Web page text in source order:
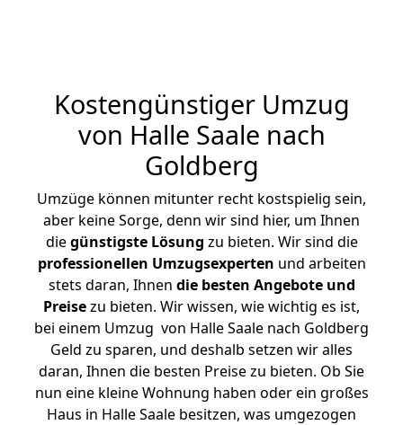
Kostengünstiger Umzug
von Halle Saale nach
Goldberg
Umzüge können mitunter recht kostspielig sein,
aber keine Sorge, denn wir sind hier, um Ihnen
diegünstigste Lösung zu bieten. Wir sind die
professionellen Umzugsexperten und arbeiten
stets daran, Ihnen die besten Angebote und
Preisezu bieten. Wir wissen, wie wichtig es ist,
bei einem Umzug von Halle Saale nach Goldberg
Geld zu sparen, und deshalb setzen wir alles
daran, Ihnen die besten Preise zu bieten. Ob Sie
nun eine kleine Wohnung haben oder ein großes
Haus in Halle Saale besitzen, was umgezogen